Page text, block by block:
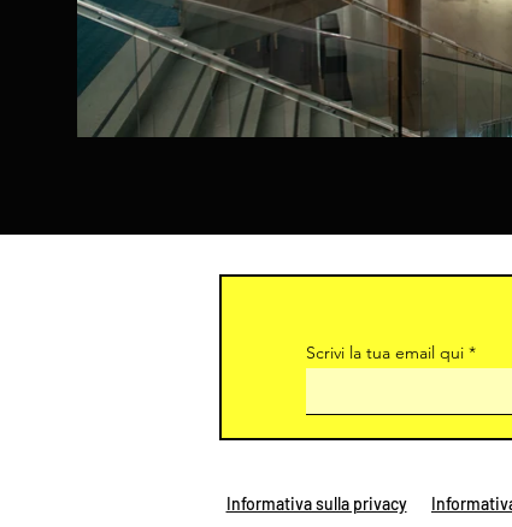
Scrivi la tua email qui
Informativa sulla privacy